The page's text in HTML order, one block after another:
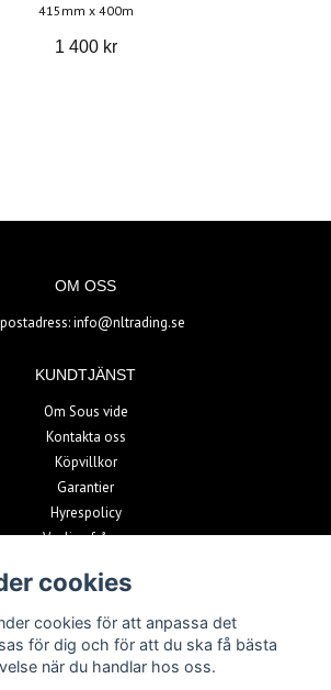
415mm x 400m
1 400 kr
OM OSS
info@nltrading.se
KUNDTJÄNST
Om Sous vide
Kontakta oss
Köpvillkor
Garantier
Hyrespolicy
Vanliga frågor
cookies
cookies för att anpassa det
för dig och för att du ska få bästa
när du handlar hos oss.